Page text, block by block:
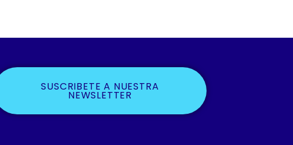
SUSCRIBETE A NUESTRA
NEWSLETTER